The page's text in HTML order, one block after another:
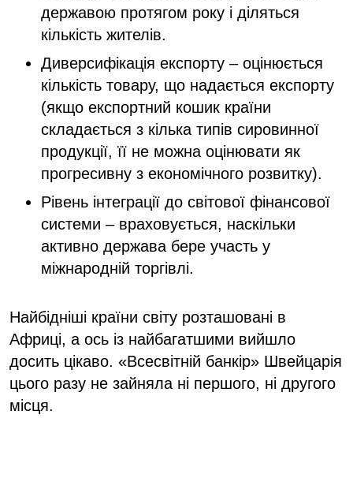
державою протягом року і діляться
кількість жителів.
Диверсифікація експорту – оцінюється
кількість товару, що надається експорту
(якщо експортний кошик країни
складається з кілька типів сировинної
продукції, її не можна оцінювати як
прогресивну з економічного розвитку).
Рівень інтеграції до світової фінансової
системи – враховується, наскільки
активно держава бере участь у
міжнародній торгівлі.
Найбідніші країни світу розташовані в
Африці, а ось із найбагатшими вийшло
досить цікаво. «Всесвітній банкір» Швейцарія
цього разу не зайняла ні першого, ні другого
місця.